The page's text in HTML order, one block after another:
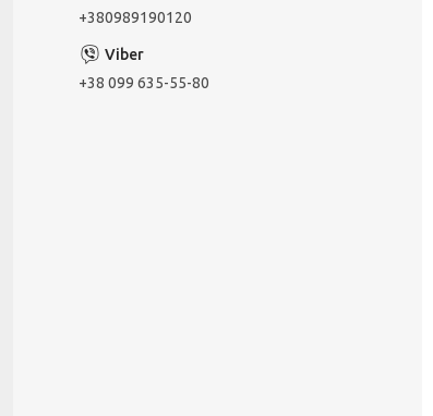
+380989190120
+38 099 635-55-80